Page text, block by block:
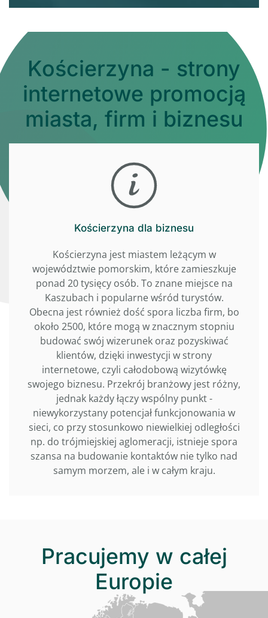
Kościerzyna - strony
internetowe promocją
miasta, firm i biznesu
Kościerzyna dla biznesu
Kościerzyna jest miastem leżącym w
województwie pomorskim, które zamieszkuje
ponad 20 tysięcy osób. To znane miejsce na
Kaszubach i popularne wśród turystów.
Obecna jest również dość spora liczba firm, bo
około 2500, które mogą w znacznym stopniu
budować swój wizerunek oraz pozyskiwać
klientów, dzięki inwestycji w strony
internetowe, czyli całodobową wizytówkę
swojego biznesu. Przekrój branżowy jest różny,
jednak każdy łączy wspólny punkt -
niewykorzystany potencjał funkcjonowania w
sieci, co przy stosunkowo niewielkiej odległości
np. do trójmiejskiej aglomeracji, istnieje spora
szansa na budowanie kontaktów nie tylko nad
samym morzem, ale i w całym kraju.
Pracujemy w całej
Europie